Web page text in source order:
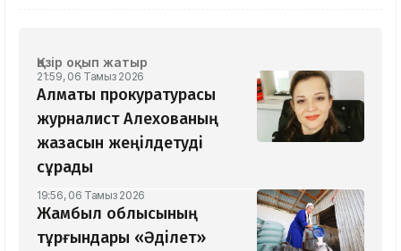
Қазір оқып жатыр
21:59, 06 Тамыз 2026
Алматы прокуратурасы
журналист Алехованың
жазасын жеңілдетуді
сұрады
19:56, 06 Тамыз 2026
Жамбыл облысының
тұрғындары «Әділет»